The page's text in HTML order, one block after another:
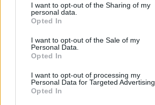
I want to opt-out of the Sharing of my
personal data.
Opted In
I want to opt-out of the Sale of my
Personal Data.
Opted In
I want to opt-out of processing my
Personal Data for Targeted Advertising.
Opted In